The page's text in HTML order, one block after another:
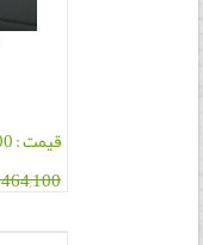
قیمت : 464,100 (تومان)
464,100 تومان